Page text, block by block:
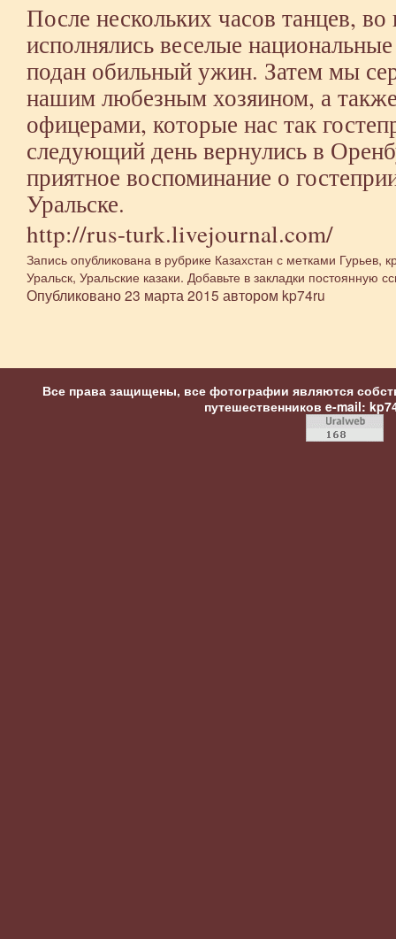
После нескольких часов танцев,
исполнялись веселые
подан обильный ужин. Затем мы
нашим любезным хозяином, а
офицерами, которые нас так
следующий день вернулись в
приятное воспоминание о
Уральске.
http://rus-turk.livejournal.com/
Запись опубликована в рубрике Казахстан с метками Гурьев,
Уральск, Уральские казаки. Добавьте в закладки постоянную
Опубликовано23 марта 2015 автором kp74ru
Все права защищены, все фотографии являются
путешественников e-mail: